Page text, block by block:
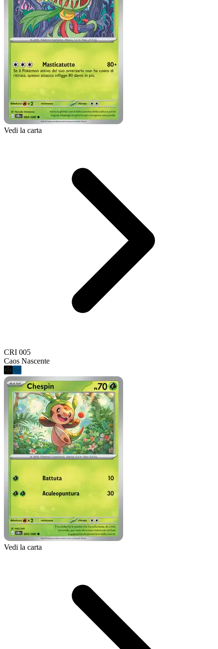
Vedi la carta
CRI 005
Caos Nascente
Vedi la carta